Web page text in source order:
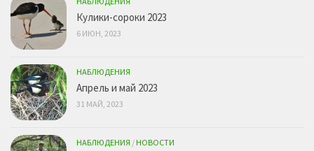
Кулики-сороки 2023
6 ИЮН, 2023
НАБЛЮДЕНИЯ
Апрель и май 2023
31 МАЙ, 2023
НАБЛЮДЕНИЯ /НОВОСТИ